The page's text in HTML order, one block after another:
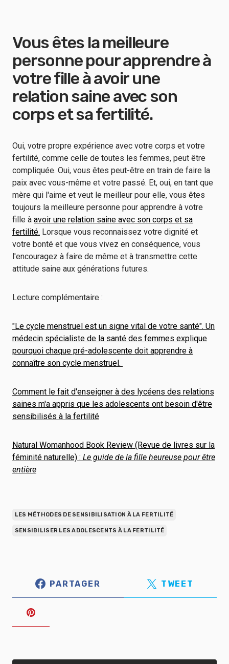
Vous êtes la meilleure
personne pour apprendre à
votre fille à avoir une
relation saine avec son
corps et sa fertilité.
Oui, votre propre expérience avec votre corps et votre
fertilité, comme celle de toutes les femmes, peut être
compliquée. Oui, vous êtes peut-être en train de faire la
paix avec vous-même et votre passé. Et, oui, en tant que
mère qui l'aime et veut le meilleur pour elle, vous êtes
toujours la meilleure personne pour apprendre à votre
fille à avoir une relation saine avec son corps et sa
fertilité. Lorsque vous reconnaissez votre dignité et
votre bonté et que vous vivez en conséquence, vous
l'encouragez à faire de même et à transmettre cette
attitude saine aux générations futures.
Lecture complémentaire :
"Le cycle menstruel est un signe vital de votre santé". Un
médecin spécialiste de la santé des femmes explique
pourquoi chaque pré-adolescente doit apprendre à
connaître son cycle menstruel.
Comment le fait d'enseigner à des lycéens des relations
saines m'a appris que les adolescents ont besoin d'être
sensibilisés à la fertilité
Natural Womanhood Book Review (Revue de livres sur la
féminité naturelle) : Le guide de la fille heureuse pour être
entière
LES MÉTHODES DE SENSIBILISATION À LA FERTILITÉ
SENSIBILISER LES ADOLESCENTS À LA FERTILITÉ
PARTAGER TWEET